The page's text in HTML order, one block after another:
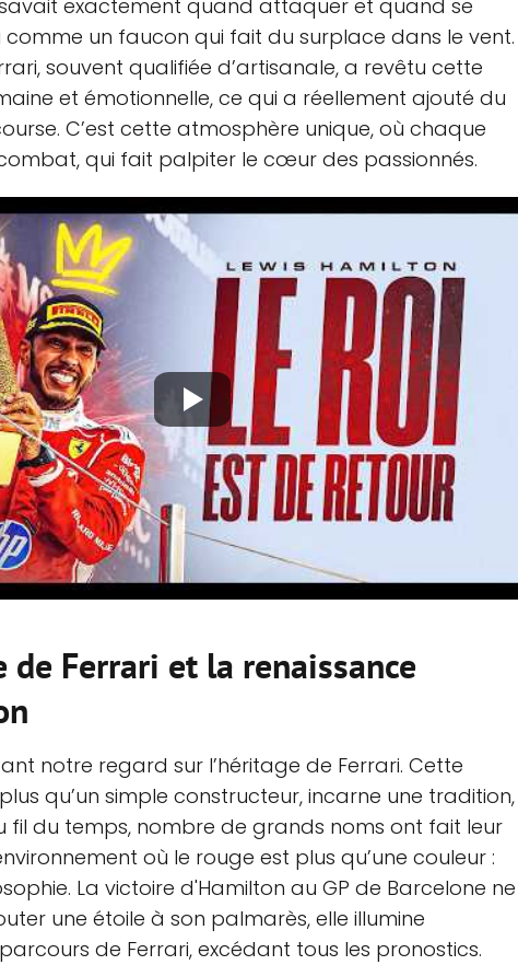
savait exactement quand attaquer et quand se
comme un faucon qui fait du surplace dans le vent.
souvent qualifiée d’artisanale, a revêtu cette
et émotionnelle, ce qui a réellement ajouté du
C’est cette atmosphère unique, où chaque
qui fait palpiter le cœur des passionnés.
de Ferrari et la renaissance
notre regard sur l’héritage de Ferrari. Cette
qu’un simple constructeur, incarne une tradition,
fil du temps, nombre de grands noms ont fait leur
où le rouge est plus qu’une couleur :
La victoire d'Hamilton au GP de Barcelone ne
une étoile à son palmarès, elle illumine
de Ferrari, excédant tous les pronostics.